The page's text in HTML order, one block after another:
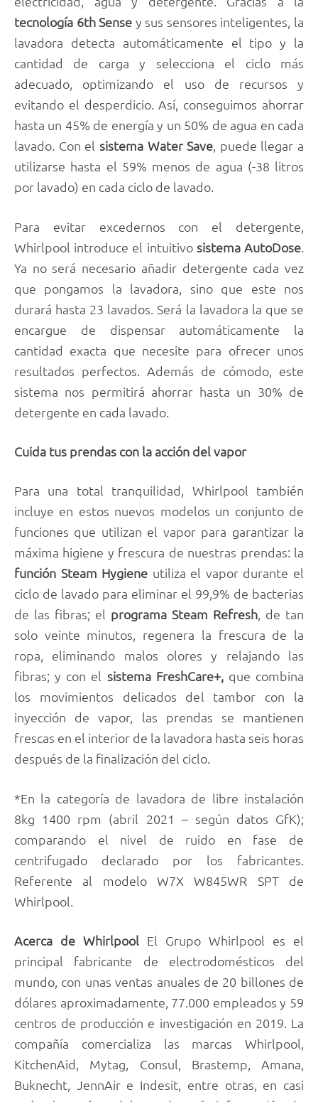
tecnología 6th Sense y sus sensores inteligentes, la
lavadora detecta automáticamente el tipo y la
cantidad de carga y selecciona el ciclo más
adecuado, optimizando el uso de recursos y
evitando el desperdicio. Así, conseguimos ahorrar
hasta un 45% de energía y un 50% de agua en cada
lavado. Con el sistema Water Save, puede llegar a
utilizarse hasta el 59% menos de agua (-38 litros
por lavado) en cada ciclo de lavado.
Para evitar excedernos con el detergente,
Whirlpool introduce el intuitivo sistema AutoDose
Ya no será necesario añadir detergente cada vez
que pongamos la lavadora, sino que este nos
durará hasta 23 lavados. Será la lavadora la que se
encargue de dispensar automáticamente la
cantidad exacta que necesite para ofrecer unos
resultados perfectos. Además de cómodo, este
sistema nos permitirá ahorrar hasta un 30% de
detergente en cada lavado.
Cuida tus prendas con la acción del vapor
Para una total tranquilidad, Whirlpool también
incluye en estos nuevos modelos un conjunto de
funciones que utilizan el vapor para garantizar la
máxima higiene y frescura de nuestras prendas: la
función Steam Hygiene utiliza el vapor durante el
ciclo de lavado para eliminar el 99,9% de bacterias
de las fibras; el programa Steam Refresh, de tan
solo veinte minutos, regenera la frescura de la
ropa, eliminando malos olores y relajando las
fibras; y con el sistema FreshCare+,que combina
los movimientos delicados del tambor con la
inyección de vapor, las prendas se mantienen
frescas en el interior de la lavadora hasta seis horas
después de la finalización del ciclo.
*En la categoría de lavadora de libre instalación
8kg 1400 rpm (abril 2021 – según datos GfK);
comparando el nivel de ruido en fase de
centrifugado declarado por los fabricantes.
Referente al modelo W7X W845WR SPT de
Whirlpool.
Acerca de Whirlpool El Grupo Whirlpool es el
principal fabricante de electrodomésticos del
mundo, con unas ventas anuales de 20 billones de
dólares aproximadamente, 77.000 empleados y 59
centros de producción e investigación en 2019. La
compañía comercializa las marcas Whirlpool,
KitchenAid, Mytag, Consul, Brastemp, Amana,
Buknecht, JennAir e Indesit, entre otras, en casi